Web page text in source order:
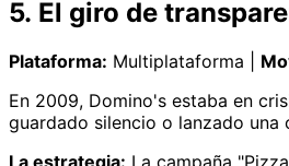
5. El giro de
Plataforma: Multiplataforma |
En 2009, Domino's estaba en
guardado silencio o lanzado una